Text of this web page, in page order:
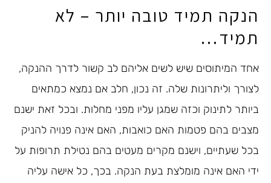
הנקה תמיד טובה יותר – לא
תמיד…
אחד המיתוסים שיש לשים אליהם לב קשור לדרך ההנקה,
לצורך וליתרונות שלה. זה נכון, חלב אם נמצא כמתאים
ביותר לתינוק וכזה שמגן עליו מפני מחלות. ובכל זאת ישנם
מצבים בהם פטמות האם כואבות, האם אינה פנויה להניק
בכל שעתיים, וישנם מקרים מעטים בהם נטילת תרופות על
ידי האם אינה מומלצת בעת הנקה. בכך, כל אישה עליה